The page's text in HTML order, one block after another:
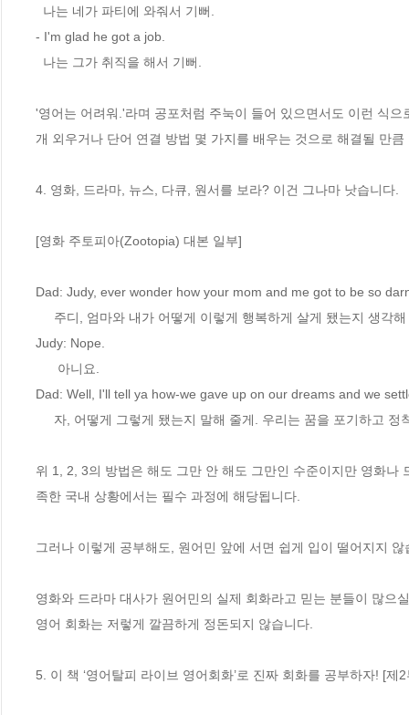
- I'm glad he got a job.
'영어는 어려워.'라며 공포처럼 주눅이 들어 있으면서도 이런 식
개 외우거나 단어 연결 방법 몇 가지를 배우는 것으로 해결될 만
4. 영화, 드라마, 뉴스, 다큐, 원서를 보라? 이건 그나마 낫습니다.
[영화 주토피아(Zootopia) 대본 일부]
Dad: Judy, ever wonder how your mom and me got to be so
Judy: Nope.
Dad: Well, I'll tell ya how-we gave up on our dreams and we
위 1, 2, 3의 방법은 해도 그만 안 해도 그만인 수준이지만 영화
족한 국내 상황에서는 필수 과정에 해당됩니다.
그러나 이렇게 공부해도, 원어민 앞에 서면 쉽게 입이 떨어지지
영화와 드라마 대사가 원어민의 실제 회화라고 믿는 분들이 많
영어 회화는 저렇게 깔끔하게 정돈되지 않습니다.
5. 이 책 ‘영어탈피 라이브 영어회화’로 진짜 회화를 공부하자! [제2